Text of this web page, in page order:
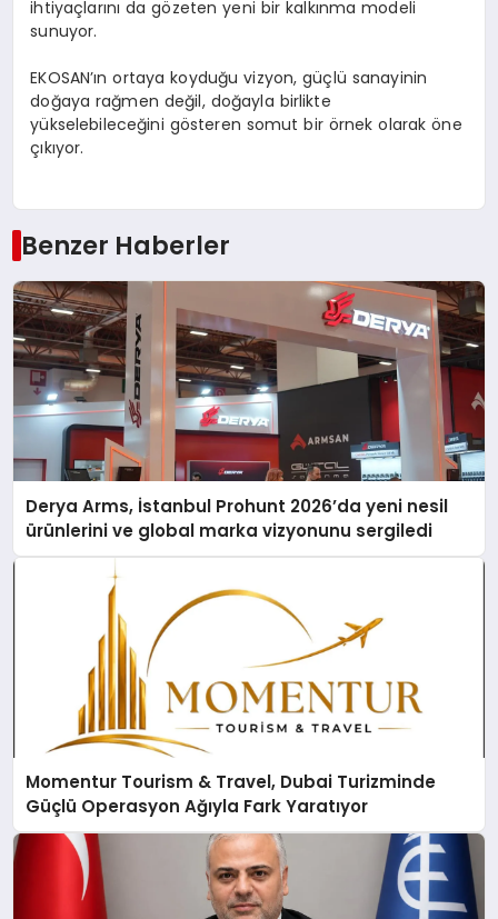
ihtiyaçlarını da gözeten yeni bir kalkınma modeli
sunuyor.
EKOSAN’ın ortaya koyduğu vizyon, güçlü sanayinin
doğaya rağmen değil, doğayla birlikte
yükselebileceğini gösteren somut bir örnek olarak öne
çıkıyor.
Benzer Haberler
Derya Arms, İstanbul Prohunt 2026’da yeni nesil
ürünlerini ve global marka vizyonunu sergiledi
Momentur Tourism & Travel, Dubai Turizminde
Güçlü Operasyon Ağıyla Fark Yaratıyor